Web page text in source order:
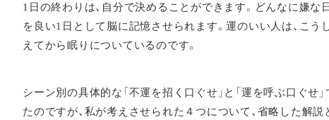
1日の終わりは、自分で決めることができます。どんなに嫌な
を良い1日として脳に記憶させられます。運のいい人は、こ
えてから眠りについているのです。
シーン別の具体的な「不運を招く口ぐせ」と「運を呼ぶ口ぐせ
たのですが、私が考えさせられた４つについて、省略した解